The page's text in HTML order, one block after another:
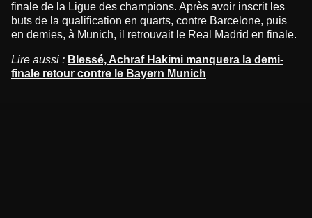
finale de la Ligue des champions. Après avoir inscrit les
buts de la qualification en quarts, contre Barcelone, puis
en demies, à Munich, il retrouvait le Real Madrid en finale.
Lire aussi : Blessé, Achraf Hakimi manquera la demi-
finale retour contre le Bayern Munich